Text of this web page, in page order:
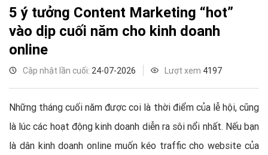
5 ý tưởng Content Marketing “hot”
vào dịp cuối năm cho kinh doanh
online
Cập nhật lần cuối: 24-07-2026 Lượt xem 4197
Những tháng cuối năm được coi là thời điểm của lễ hội, cũng
là lúc các hoạt động kinh doanh diễn ra sôi nổi nhất. Nếu bạn
là dân kinh doanh online muốn kéo traffic cho website của